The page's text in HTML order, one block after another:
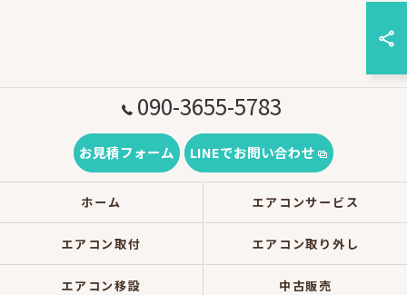
090-3655-5783
お見積フォーム LINEでお問い合わせ
ホーム エアコンサービス
エアコン取付 エアコン取り外し
エアコン移設 中古販売